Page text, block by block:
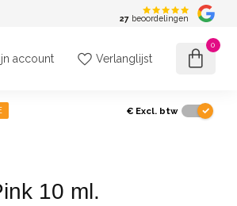
27 beoordelingen
account Verlanglijst
0
€ Excl. btw
10 ml.